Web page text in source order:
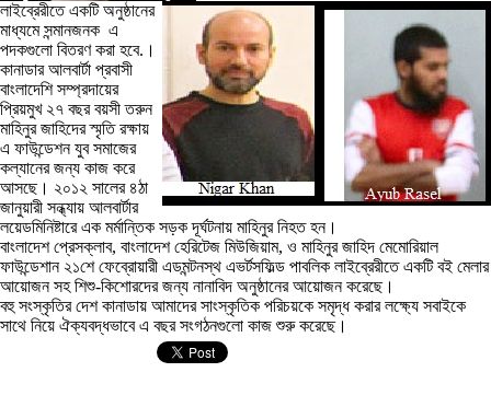
লাইব্রেরীতে একটি অনুষ্ঠানের
মাধ্যমে সন্মানজনক এ
পদকগুলো বিতরণ করা হবে.।
কানাডার আলবার্টা প্রবাসী
বাংলাদেশি সম্প্রদায়ের
প্রিয়মুখ ২৭ বছর বয়সী তরুন
মাহিনুর জাহিদের স্মৃতি রক্ষায়
এ ফাউন্ডেশন যুব সমাজের
কল্যানের জন্য কাজ করে
আসছে। ২০১২ সালের ৪ঠা
জানুয়ারী সন্ধ্যায় আলবার্টার
লয়েডমিনিষ্টারে এক মর্মান্তিক সড়ক দূর্ঘটনায় মাহিনুর নিহত হন।
বাংলাদেশ প্রেসক্লাব, বাংলাদেশ হেরিটেজ মিউজিয়াম, ও মাহিনুর জাহিদ মেমোরিয়াল
ফাউন্ডেশান ২১শে ফেব্রোয়ারী এডমন্টনস্থ এভর্টসফিল্ড পাবলিক লাইব্রেরীতে একটি বই মেলার
আয়োজন সহ শিশু-কিশোরদের জন্য নানাবিদ অনুষ্ঠানের আয়োজন করেছে।
বহু সংস্কৃতির দেশ কানাডায় আমাদের সাংস্কৃতিক পরিচয়কে সমৃদ্ধ করার লক্ষ্যে সবাইকে
সাথে নিয়ে ঐক্যবদ্ধভাবে এ বছর সংগঠনগুলো কাজ শুরু করেছে।